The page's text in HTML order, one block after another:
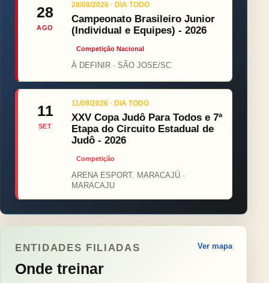
28
AGO
28/08/2026 · DIA TODO
Campeonato Brasileiro Junior
(Individual e Equipes) - 2026
Competição Nacional
À DEFINIR · SÃO JOSE/SC
11
SET
11/09/2026 · DIA TODO
XXV Copa Judô Para Todos e 7ª
Etapa do Circuito Estadual de
Judô - 2026
Competição
ARENA ESPORT. MARACAJÚ ·
MARACAJU
ENTIDADES FILIADAS
Onde treinar
Ver mapa